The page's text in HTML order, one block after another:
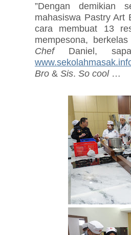
”Dengan demikian
mahasiswa Pastry Art
cara membuat 13
mempesona,
Chef Daniel,
Bro & Sis. So cool …